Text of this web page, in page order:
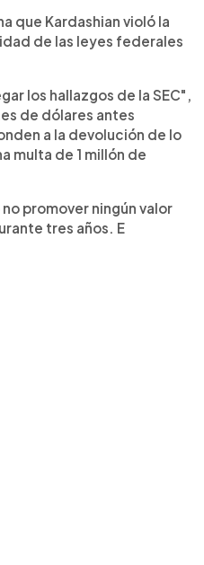
que Kardashian violó la
de las leyes federales
los hallazgos de la SEC",
de dólares antes
a la devolución de lo
multa de 1 millón de
promover ningún valor
tres años. E